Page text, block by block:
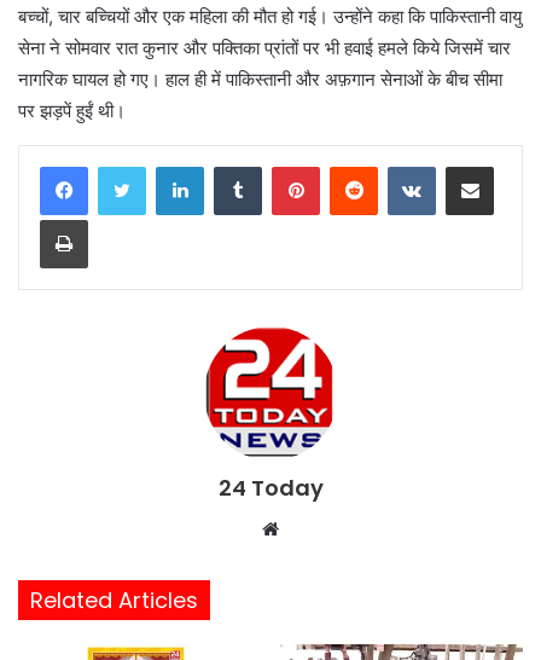
बच्चों, चार बच्चियों और एक महिला की मौत हो गई। उन्होंने कहा कि पाकिस्तानी वायु
सेना ने सोमवार रात कुनार और पक्तिका प्रांतों पर भी हवाई हमले किये जिसमें चार
नागरिक घायल हो गए। हाल ही में पाकिस्तानी और अफ़गान सेनाओं के बीच सीमा
पर झड़पें हुईं थी।
24 Today
i
Related Articles